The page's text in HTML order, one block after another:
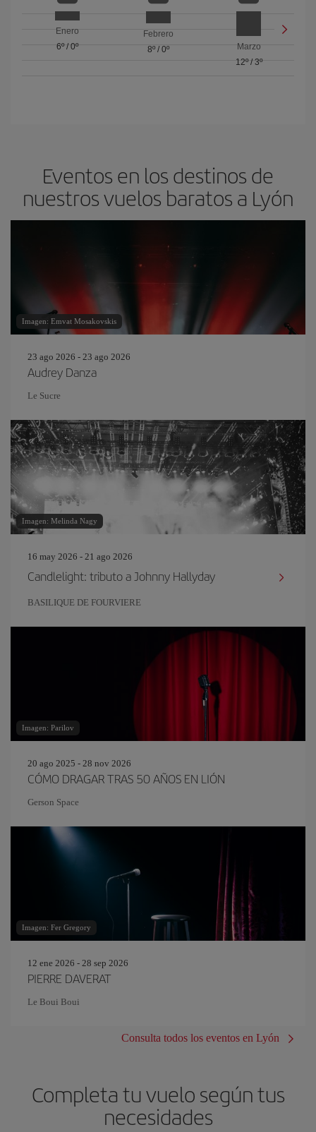
Enero
6º/ 0º
Febrero
8º/ 0º
Marzo
12º/ 3º
Eventos en los destinos de
nuestros vuelos baratos a Lyón
Imagen: Emvat Mosakovskis
23 ago 2026 - 23 ago 2026
Audrey Danza
Le Sucre
Imagen: Melinda Nagy
16 may 2026 - 21 ago 2026
Candlelight: tributo a Johnny Hallyday
BASILIQUE DE FOURVIERE
Imagen: Parilov
20 ago 2025 - 28 nov 2026
CÓMO DRAGAR TRAS 50 AÑOS EN LIÓN
Gerson Space
Imagen: Fer Gregory
12 ene 2026 - 28 sep 2026
PIERRE DAVERAT
Le Boui Boui
Consulta todos los eventos en Lyón
Completa tu vuelo según tus
necesidades